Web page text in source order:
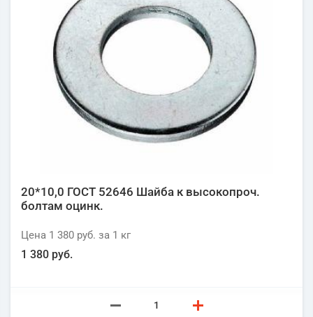
20*10,0 ГОСТ 52646 Шайба к высокопроч.
болтам оцинк.
Цена 1 380 руб. за 1 кг
1 380 руб.